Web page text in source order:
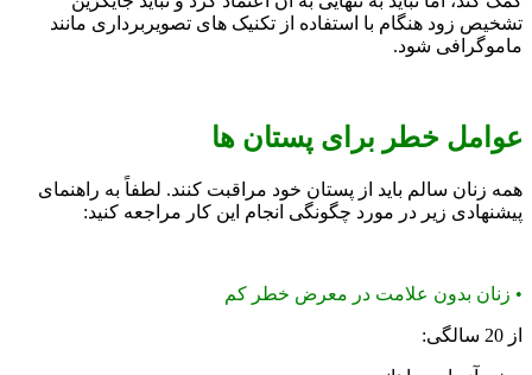
تشخیص زود هنگام با استفاده از تکنیک های تصویربرداری مانند
ماموگرافی شود.
عوامل خطر برای پستان ها
همه زنان سالم باید از پستان خود مراقبت کنند. لطفاً به راهنمای
پیشنهادی زیر در مورد چگونگی انجام این کار مراجعه کنید:
• زنان بدون علامت در معرض خطر کم
از 20 سالگی: